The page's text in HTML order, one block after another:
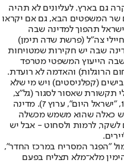
גם בארץ. לעליונים לא תהיה
שר המשפטים הבא, גם אם יקראו
תהפוך למדינה שבה
צה"ל (פרשת שדה תימן)
שבה יש חקירות שמטויחות
הייעוץ המשפטי מטרפד
הרוגלות) והאדמה לא רועדת.
(קפלניסטים) ויש מי שלא
תקשורת שאסור לסגור (גל"צ,
התאגיד, ערוץ 13) ויש כאלה שכן (ערוץ 14, "ישראל היום", ערוץ 7). מדינה
כאלה שהוא משמש מכשלה
לרמות ולסחוט - אבל יש
"הפגר המסריח במרכז החדר",
מלא־מלא תצליח בפעם